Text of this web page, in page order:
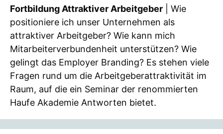
Fortbildung Attraktiver Arbeitgeber | Wie
positioniere ich unser Unternehmen als
attraktiver Arbeitgeber? Wie kann mich
Mitarbeiterverbundenheit unterstützen? Wie
gelingt das Employer Branding? Es stehen viele
Fragen rund um die Arbeitgeberattraktivität im
Raum, auf die ein Seminar der renommierten
Haufe Akademie Antworten bietet.